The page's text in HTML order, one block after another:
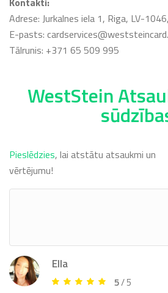
Adrese: Jurkalnes iela 1, Riga, LV-
E-pasts:
Tālrunis: +371 65 509 995
WestStein
Pieslēdzies, lai atstātu atsaukmi un
vērtējumu!
Ella
5/ 5